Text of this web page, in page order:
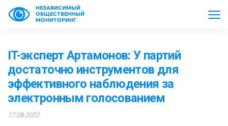
НЕЗАВИСИМЫЙ
ОБЩЕСТВЕННЫЙ
МОНИТОРИНГ
IT-эксперт Артамонов: У партий
достаточно инструментов для
эффективного наблюдения за
электронным голосованием
17.08.2022